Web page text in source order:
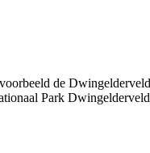
de
Park